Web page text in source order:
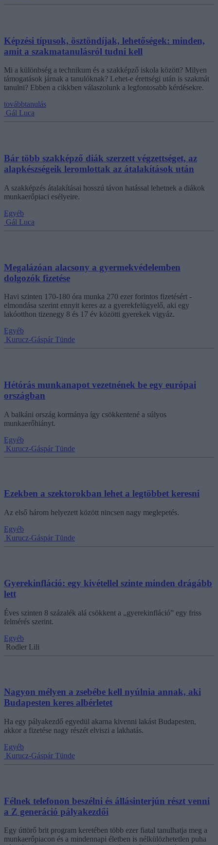
Képzési típusok, ösztöndíjak, lehetőségek: minden,
amit a szakmatanulásról tudni kell
Mi a különbség a technikum és a szakképző iskola között? Milyen
támogatások járnak a tanulóknak? Lehet-e érettségi után is szakmát
tanulni? Ebben a cikkben válaszolunk a legfontosabb kérdésekre.
továbbtanulás
Gál Luca
Bár több szakképző diák szerzett végzettséget, az
alapkészségeik leromlottak az átalakítások után
A szakképzés átalakításai hosszú távon hatással lehetnek a diákok
munkaerőpiaci esélyeire.
Egyéb
Gál Luca
Megalázóan alacsony a gyermekvédelemben
dolgozók fizetése
Havi szinten 170-180 óra munka 270 ezer forintos fizetésért -
elmondása szerint ennyit keres az a gyerekfelügyelő, aki egy
lakóotthon tizenegy 8 és 17 év közötti gyerekek vigyáz.
Egyéb
Kurucz-Gáspár Tünde
Hétórás munkanapot vezetnének be egy európai
országban
A balkáni ország kormánya így csökkentené a súlyos
munkaerőhiányt.
Egyéb
Kurucz-Gáspár Tünde
Ezekben a szektorokban lehet a legtöbbet keresni
Az első három helyezett között nincsen nagy meglepetés.
Egyéb
Kurucz-Gáspár Tünde
Gyerekinfláció: egy kivétellel szinte minden drágább
lett
Éves szinten 8 százalék alá csökkent a „gyerekinfláció” egy friss
felmérés szerint.
Egyéb
Rodler Lili
Nagyon mélyen a zsebébe kell nyúlnia annak, aki
Budapesten keres albérletet
Ha egy pályakezdő egyedül akarna kivenni lakást Budapesten,
akkor a fizetése nagy részét elviszi a lakhatás.
Egyéb
Kurucz-Gáspár Tünde
Félnek telefonon beszélni és állásinterjún részt venni
a Z generáció pályakezdői
Egy úttörő brit program keretében több ezer fiatal tanulhatja meg a
munkaerőpiacon és a mindennapi életben is nélkülözhetetlen puha